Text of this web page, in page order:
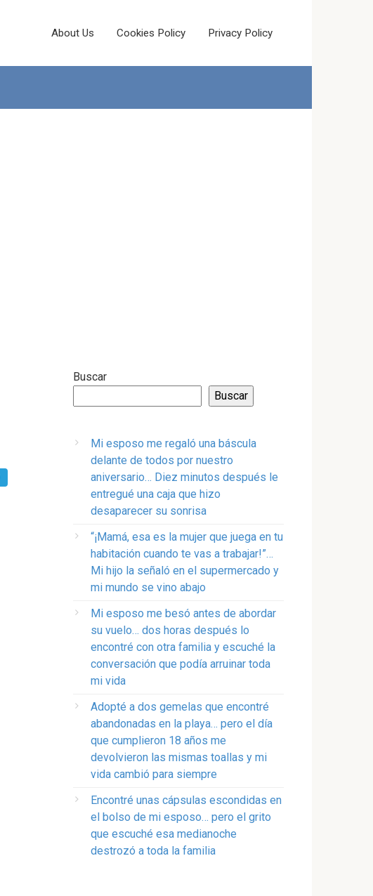
About Us Cookies Policy Privacy Policy
Buscar
Buscar
Mi esposo me regaló una báscula
delante de todos por nuestro
aniversario… Diez minutos después le
entregué una caja que hizo
desaparecer su sonrisa
“¡Mamá, esa es la mujer que juega en tu
habitación cuando te vas a trabajar!”…
Mi hijo la señaló en el supermercado y
mi mundo se vino abajo
Mi esposo me besó antes de abordar
su vuelo… dos horas después lo
encontré con otra familia y escuché la
conversación que podía arruinar toda
mi vida
Adopté a dos gemelas que encontré
abandonadas en la playa… pero el día
que cumplieron 18 años me
devolvieron las mismas toallas y mi
vida cambió para siempre
Encontré unas cápsulas escondidas en
el bolso de mi esposo… pero el grito
que escuché esa medianoche
destrozó a toda la familia